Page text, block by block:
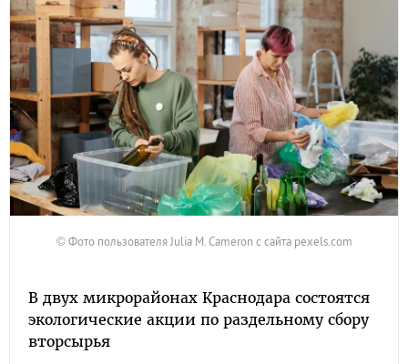
© Фото пользователя Julia M. Cameron с сайта pexels.com
В двух микрорайонах Краснодара состоятся
экологические акции по раздельному сбору
вторсырья